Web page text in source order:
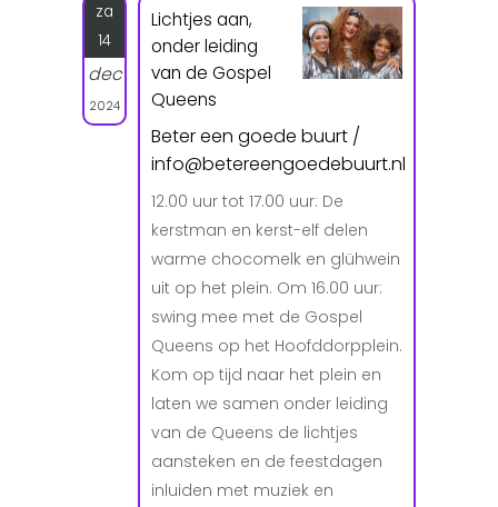
za
14
dec
2024
Lichtjes aan,
onder leiding
van de Gospel
Queens
Beter een goede buurt /
info@betereengoedebuurt.nl
12.00 uur tot 17.00 uur: De
kerstman en kerst-elf delen
warme chocomelk en glühwein
uit op het plein. Om 16.00 uur:
swing mee met de Gospel
Queens op het Hoofddorpplein.
Kom op tijd naar het plein en
laten we samen onder leiding
van de Queens de lichtjes
aansteken en de feestdagen
inluiden met muziek en